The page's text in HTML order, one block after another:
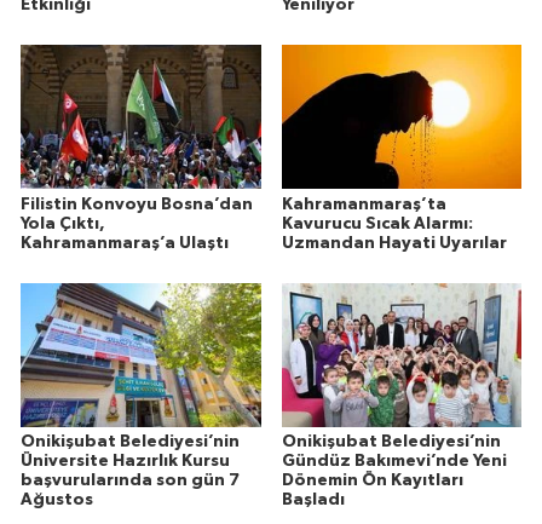
Etkinliği
Yeniliyor
Filistin Konvoyu Bosna’dan
Yola Çıktı,
Kahramanmaraş’a Ulaştı
Kahramanmaraş’ta
Kavurucu Sıcak Alarmı:
Uzmandan Hayati Uyarılar
Onikişubat Belediyesi’nin
Üniversite Hazırlık Kursu
başvurularında son gün 7
Ağustos
Onikişubat Belediyesi’nin
Gündüz Bakımevi’nde Yeni
Dönemin Ön Kayıtları
Başladı